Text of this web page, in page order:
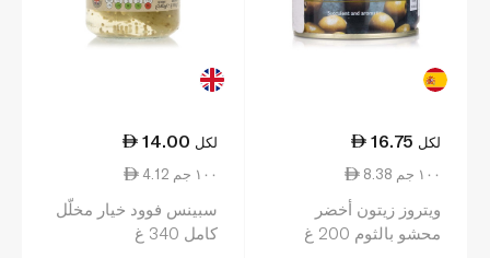
16.75 لكل
8.38 ١٠٠ جم
ويتروز زيتون أخضر
محشو بالثوم 200 غ
14.00 لكل
4.12 ١٠٠ جم
سبينس فوود خيار مخلّل
كامل 340 غ